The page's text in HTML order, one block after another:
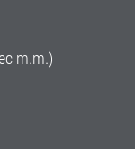
m.m.)